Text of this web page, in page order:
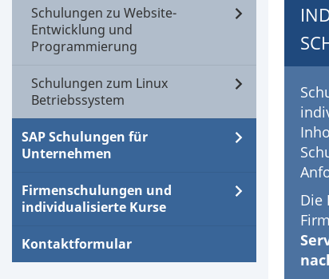
Schulungen zu Website-
Entwicklung und
Programmierung
Schulungen zum Linux
Betriebssystem
SAP Schulungen für
Unternehmen
Firmenschulungen und
individualisierte Kurse
Kontaktformular
Die